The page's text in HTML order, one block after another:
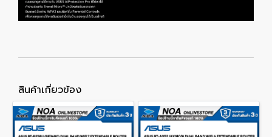
สินค้าเกี่ยวข้อง